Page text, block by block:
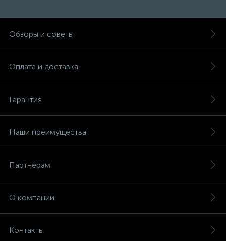
Обзоры и советы
Оплата и доставка
Гарантия
Наши преимущества
Партнерам
О компании
Контакты